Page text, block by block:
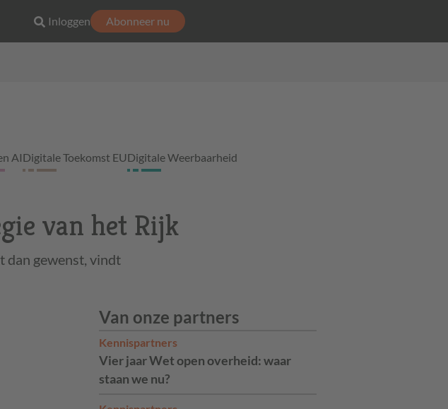
Inloggen Abonneer nu
AIDigitale Toekomst EUDigitale Weerbaarheid
van het Rijk
dan gewenst, vindt
Van onze partners
Kennispartners
Vier jaar Wet open overheid: waar
staan we nu?